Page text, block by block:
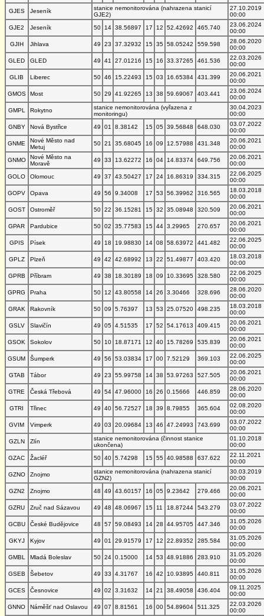
GJES
Jeseník
stanice nemonitorována (nahrazena stanicí
GJE2)
27.10.2019
00:00
GJE2
Jeseník 50 14 38.56897 17 12 52.42692 465.740
23.06.2024
00:00
GJIH
Jihlava 49 23 37.32932 15 35 58.05242 559.598
28.06.2020
00:00
GLED
GLED 49 41 27.01216 15 16 33.37265 461.536
22.03.2026
00:00
GLIB
Liberec 50 46 15.22493 15 03 16.65384 431.399
20.06.2021
00:00
GMOS
Most 50 29 41.92265 13 38 59.69067 403.441
23.06.2024
00:00
GMPL
Rokytno
stanice nemonitorována (vyřazena z
monitoringu)
30.04.2023
00:00
GNBY
Nová Bystřice 49 01 8.38142 15 05 39.56848 648.030
03.07.2022
00:00
GNME
Nové Město nad
Metuj
50 21 35.68045 16 09 12.57988 431.348
20.06.2021
00:00
GNMO
Nové Město na
Moravě
49 33 13.62272 16 04 14.83374 649.756
20.06.2021
00:00
GOLO
Olomouc 49 37 43.50427 17 24 16.86319 334.315
22.06.2025
00:00
GOPV
Opava 49 56 9.34008 17 53 56.39962 316.565
18.03.2018
00:00
GOST
Ostroměř 50 22 36.15281 15 32 35.08948 320.509
20.06.2021
00:00
GPAR
Pardubice 50 02 35.77583 15 44 3.29965 270.657
20.06.2021
00:00
GPIS
Písek 49 18 19.98830 14 08 58.63972 441.482
22.06.2025
00:00
GPLZ
Plzeň 49 42 42.68992 13 22 51.49877 403.420
18.03.2018
00:00
GPRB
Příbram 49 38 18.30189 18 09 10.33695 328.580
22.06.2025
00:00
GPRG
Praha 50 12 43.80558 14 26 3.30466 328.696
28.06.2020
00:00
GRAK
Rakovník 50 09 5.76397 13 53 25.07520 498.235
18.03.2018
00:00
GSLV
Slavičín 49 05 4.51535 17 52 54.17613 409.415
20.06.2021
00:00
GSOK
Sokolov 50 10 18.87171 12 40 15.78269 535.839
20.06.2021
00:00
GSUM
Šumperk 49 56 53.03834 17 00 7.52129 369.103
22.06.2025
00:00
GTAB
Tábor 49 23 55.99758 14 38 53.97263 527.505
20.06.2021
00:00
GTRE
Česká Třebová 49 54 47.96000 16 26 0.15666 446.859
28.06.2020
00:00
GTRI
Třinec 49 40 56.72527 18 39 8.79855 365.604
02.08.2020
00:00
GVIM
Vimperk 49 03 20.09684 13 46 47.24993 743.699
03.07.2022
00:00
GZLN
Zlín
stanice nemonitorována (činnost stanice
ukončena)
01.10.2018
00:00
GZAC
Žacléř 50 40 5.74298 15 55 40.98588 637.622
22.11.2021
00:00
GZNO
Znojmo
stanice nemonitorována (nahrazena stanicí
GZN2)
30.03.2019
00:00
GZN2
Znojmo 48 49 43.60157 16 05 9.23642 279.466
20.06.2021
00:00
GZRU
Zruč nad Sázavou 49 48 48.06967 15 11 18.87244 543.279
03.07.2022
00:00
GCBU
České Budějovice 48 57 59.08493 14 28 44.95705 447.346
31.05.2026
00:00
GKYJ
Kyjov 49 01 29.91579 17 12 22.89352 285.584
31.05.2026
00:00
GMBL
Mladá Boleslav 50 24 0.15000 14 53 48.91886 283.910
31.05.2026
00:00
GSEB
Šebetov 49 33 4.31767 16 42 10.93895 440.811
31.05.2026
00:00
GCES
Česnovice 49 02 3.31632 14 21 38.49058 436.404
09.11.2025
00:00
GNNO
Náměšť nad Oslavou 49 07 8.81561 16 00 54.89604 511.325
22.03.2026
00:00